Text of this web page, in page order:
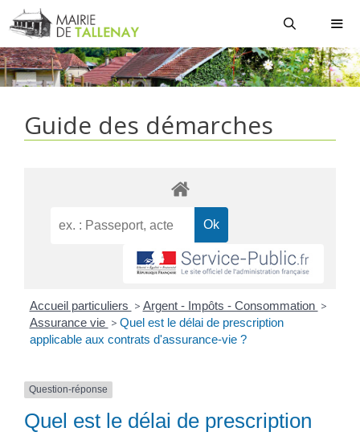
Aller
au
contenu
Guide des démarches
Accueil particuliers > Argent - Impôts - Consommation >
Assurance vie > Quel est le délai de prescription
applicable aux contrats d'assurance-vie ?
Question-réponse
Quel est le délai de prescription